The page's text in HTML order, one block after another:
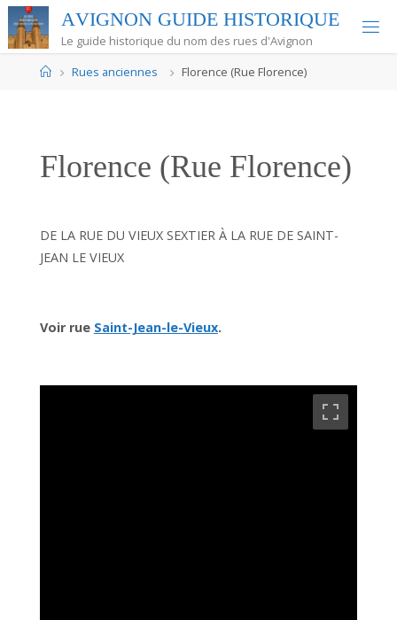
Skip
to
content
AVIGNON GUIDE HISTORIQUE
Le guide historique du nom des rues d'Avignon
HomeRues anciennes Florence (Rue Florence)
Florence (Rue Florence)
DE LA RUE DU VIEUX SEXTIER À LA RUE DE SAINT-
JEAN LE VIEUX
Voir rue Saint-Jean-le-Vieux.